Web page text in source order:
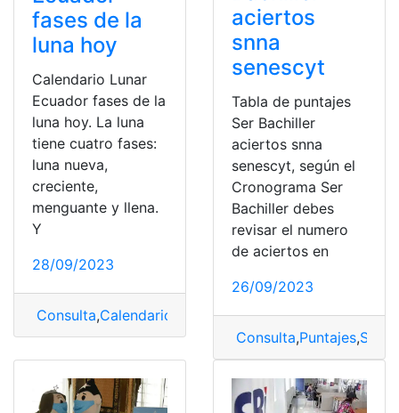
fases de la
luna hoy
Calendario Lunar
Ecuador fases de la
luna hoy. La luna
tiene cuatro fases:
luna nueva,
creciente,
menguante y llena.
Y
28/09/2023
Consulta,Calendario Calendario Lunar,Fase lunar,
aciertos
snna
senescyt
Tabla de puntajes
Ser Bachiller
aciertos snna
senescyt, según el
Cronograma Ser
Bachiller debes
revisar el numero
de aciertos en
26/09/2023
Consulta,Puntajes,Ser